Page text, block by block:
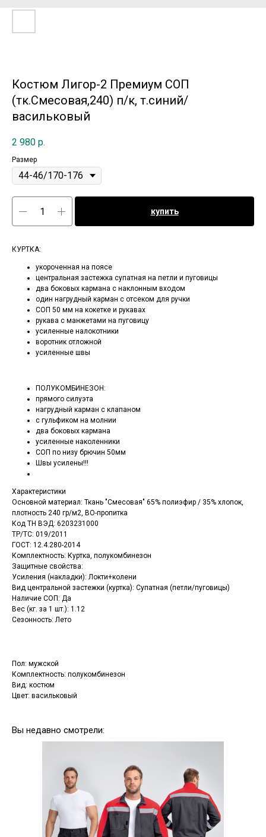
Костюм Лигор-2 Премиум СОП
(тк.Смесовая,240) п/к, т.синий/
васильковый
2 980 р.
Размер
купить
КУРТКА:
укороченная на поясе
центральная застежка супатная на петли и пуговицы
два боковых кармана с наклонным входом
один нагрудный карман с отсеком для ручки
СОП 50 мм на кокетке и рукавах
рукава с манжетами на пуговицу
усиленные налокотники
воротник отложной
усиленные швы
ПОЛУКОМБИНЕЗОН:
прямого силуэта
нагрудный карман с клапаном
с гульфиком на молнии
два боковых кармана
усиленные наколенники
СОП по низу брючин 50мм
Швы усилены!!!
Характеристики
Основной материал: Ткань "Смесовая" 65% полиэфир / 35% хлопок,
плотность 240 гр/м2, ВО-пропитка
Код ТН ВЭД: 6203231000
ТР/ТС: 019/2011
ГОСТ: 12.4.280-2014
Комплектность: Куртка, полукомбинезон
Защитные свойства:
Усиления (накладки): Локти+колени
Вид центральной застежки (куртка): Супатная (петли/пуговицы)
Наличие СОП: Да
Вес (кг. за 1 шт.): 1.12
Сезонность: Лето
Пол: мужской
Комплектность: полукомбинезон
Вид: костюм
Цвет: васильковый
Вы недавно смотрели: